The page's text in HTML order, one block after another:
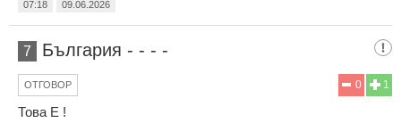
07:18 09.06.2026
7 България - - - -
1
0
ОТГОВОР
Това Е !